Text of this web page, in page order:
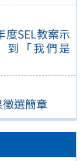
SEL教案示
到「我們是
選簡章